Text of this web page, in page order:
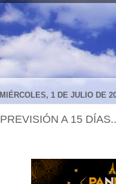
MIÉRCOLES, 1 DE JULIO DE
PREVISIÓN A 15